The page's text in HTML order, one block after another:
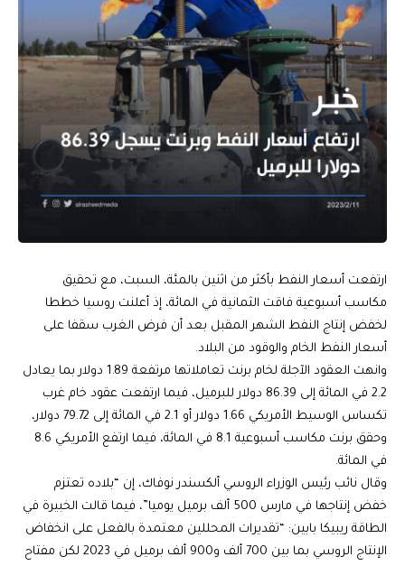
ارتفعت أسعار النفط بأكثر من اثنين بالمئة، السبت، مع تحقيق
مكاسب أسبوعية فاقت الثمانية في المائة، إذ أعلنت روسيا خططا
لخفض إنتاج النفط الشهر المقبل بعد أن فرض الغرب سقفا على
أسعار النفط الخام والوقود من البلاد.
وانهت العقود الآجلة لخام برنت تعاملاتها مرتفعة 1.89 دولار بما يعادل
2.2 في المائة إلى 86.39 دولار للبرميل، فيما ارتفعت عقود خام غرب
تكساس الوسيط الأمريكي 1.66 دولار أو 2.1 في المائة إلى 79.72 دولار،
وحقق برنت مكاسب أسبوعية 8.1 في المائة، فيما ارتفع الأمريكي 8.6
في المائة.
وقال نائب رئيس الوزراء الروسي ألكسندر نوفاك، إن “بلاده تعتزم
خفض إنتاجها في مارس 500 ألف برميل يوميا”، فيما قالت الخبيرة في
الطاقة ريبيكا بابين: “تقديرات المحللين معتمدة بالفعل على انخفاض
الإنتاج الروسي بما بين 700 ألف و900 ألف برميل في 2023 لكن مفتاح